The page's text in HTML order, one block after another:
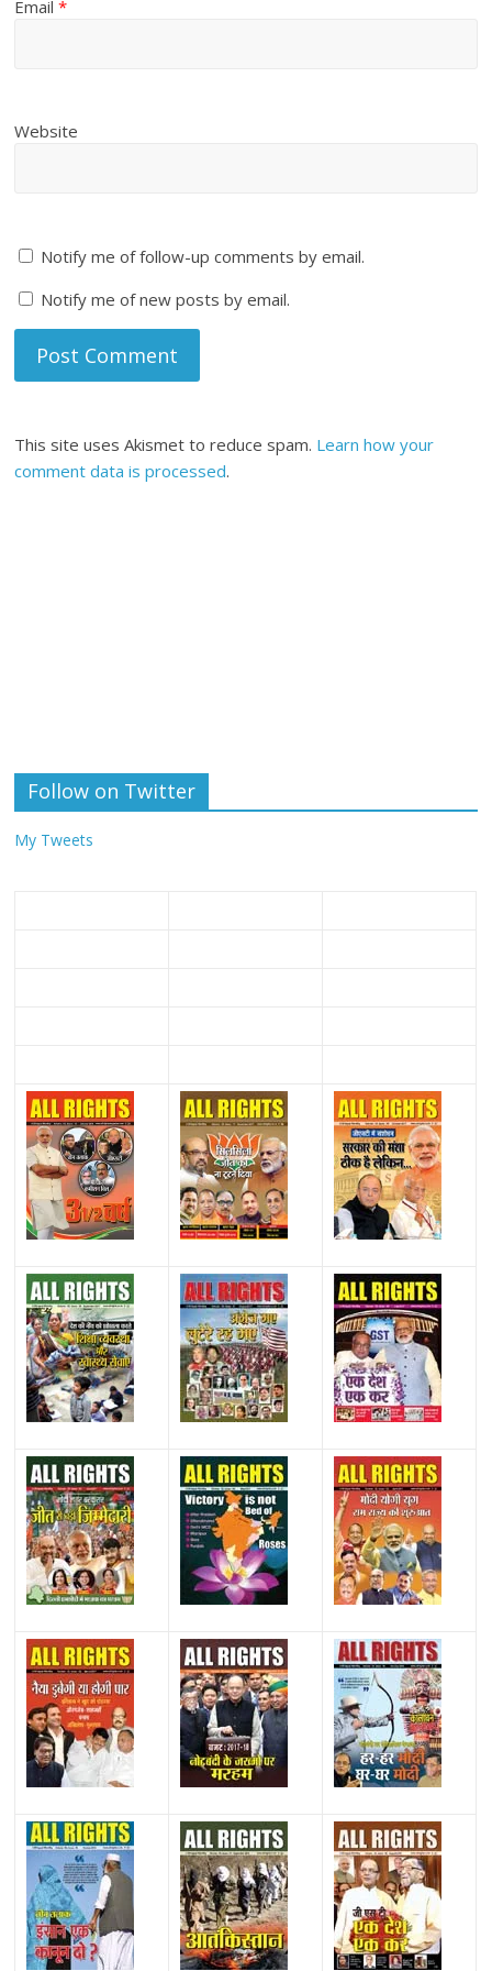
Email*
Website
Notify me of follow-up comments by email.
Notify me of new posts by email.
This site uses Akismet to reduce spam. Learn how your
comment data is processed.
Follow on Twitter
My Tweets